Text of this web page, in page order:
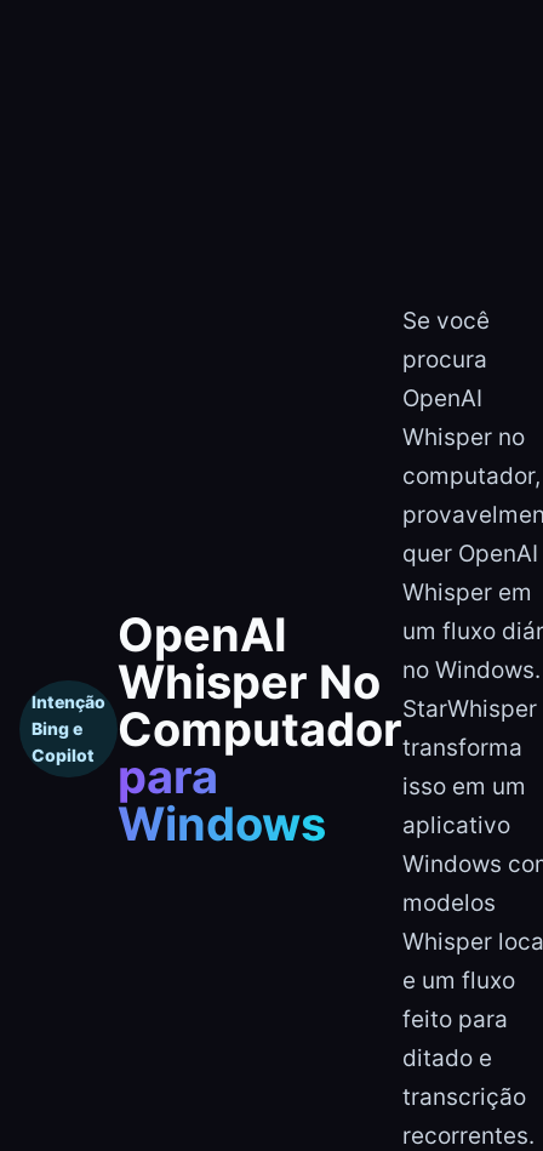
Intenção
Bing e
Copilot
OpenAI
Whisper No
Computador
para
Windows
Se você
procura
OpenAI
Whisper no
computador,
quer OpenAI
Whisper em
um fluxo
no Windows.
StarWhisper
transforma
isso em um
aplicativo
Windows
modelos
Whisper
e um fluxo
feito para
ditado e
transcrição
recorrentes.